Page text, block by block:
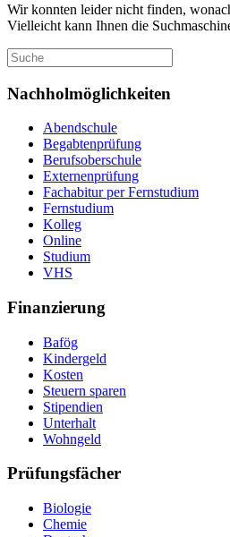
Wir konnten leider nicht finden,
Vielleicht kann Ihnen die
Nachholmöglichkeiten
Abendschule
Begabtenprüfung
Berufsoberschule
Externenprüfung
Fachabitur per Fernstudium
Fernstudium
Kolleg
Online
Studium
VHS
Finanzierung
Bafög
Kindergeld
Kosten
Steuern sparen
Stipendien
Unterhalt
Wohngeld
Prüfungsfächer
Biologie
Chemie